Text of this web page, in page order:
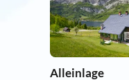
Alleinlage